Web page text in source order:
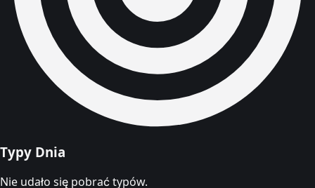
Typy Dnia
Nie udało się pobrać typów.